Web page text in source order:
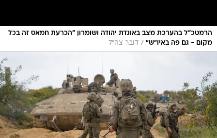
הרמטכ״ל בהערכת מצב באוגדת יהודה ושומרון ״הכרעת חמאס זה בכל
מקום - גם פה באיו״ש״ / דובר צה"ל